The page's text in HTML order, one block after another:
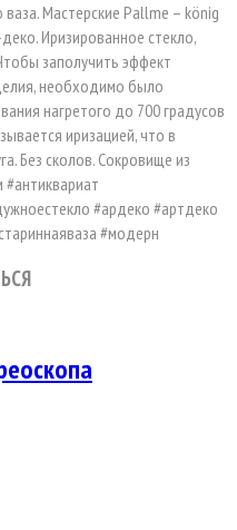
Мастерские Pallme – könig
Иризированное стекло,
заполучить эффект
необходимо было
нагретого до 700 градусов
иризацией, что в
Без сколов. Сокровище из
#антиквариат
#ардеко #артдеко
#модерн